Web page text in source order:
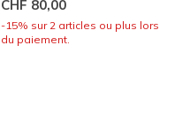
CHF 80,00
-15% sur 2 articles ou plus lors
du paiement.